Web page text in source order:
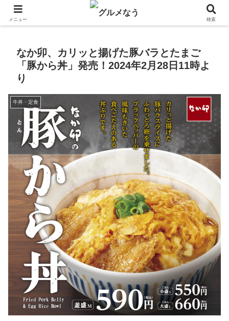
飲食店キャンペーン・食品飲料お菓子新発売のグルメニュース。
なか卯、カリッと揚げた豚バラとたまご
「豚から丼」発売！2024年2月28日11時よ
り
牛丼・定食
メニュー 検索